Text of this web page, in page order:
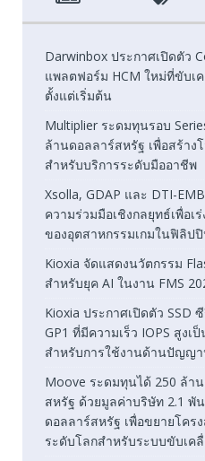
[ August 6,
FEATURED
[ August 5,
FEATURED
Darwinbox ประกาศเปิดตัว
แพลตฟอร์ม HCM ใหม่ที่ขับเ
ตั้งแต่เริ่มต้น
Multiplier ระดมทุนรอบ
ล้านดอลลาร์สหรัฐ เพื่อสร้าง
สำหรับบริการระดับมืออาชีพ
Xsolla, GDAP และ DTI-
ความร่วมมือเชิงกลยุทธ์เพื่อเ
ของอุตสาหกรรมเกมในฟิลิป
Kioxia จัดแสดงนวัตกรรม
สำหรับยุค AI ในงาน FMS
Kioxia ประกาศเปิดตัว SSD
GP1 ที่มีความเร็ว IOPS สูงเ
สำหรับการใช้งานด้านปัญญา
Moove ระดมทุนได้ 250 ล้า
สหรัฐ ด้วยมูลค่าบริษัท 2.1 พั
ดอลลาร์สหรัฐ เพื่อขยายโคร
ระดับโลกสำหรับระบบขับเค